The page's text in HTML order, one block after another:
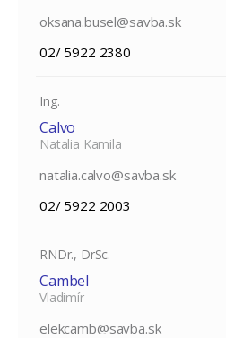
oksana.busel@savba.sk
02/ 5922 2380
Ing.
Calvo
Natalia Kamila
natalia.calvo@savba.sk
02/ 5922 2003
RNDr., DrSc.
Cambel
Vladimír
elekcamb@savba.sk